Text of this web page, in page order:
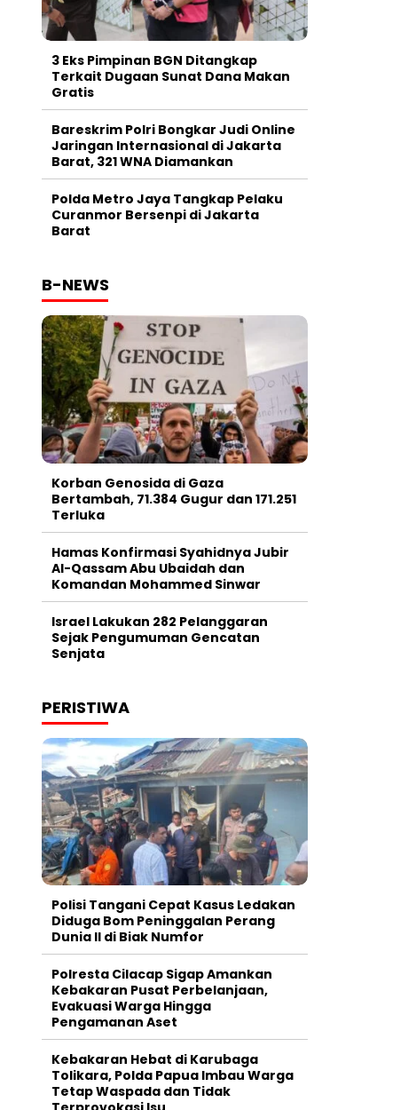
3 Eks Pimpinan BGN Ditangkap
Terkait Dugaan Sunat Dana Makan
Gratis
Bareskrim Polri Bongkar Judi Online
Jaringan Internasional di Jakarta
Barat, 321 WNA Diamankan
Polda Metro Jaya Tangkap Pelaku
Curanmor Bersenpi di Jakarta
Barat
B-NEWS
Korban Genosida di Gaza
Bertambah, 71.384 Gugur dan 171.251
Terluka
Hamas Konfirmasi Syahidnya Jubir
Al-Qassam Abu Ubaidah dan
Komandan Mohammed Sinwar
Israel Lakukan 282 Pelanggaran
Sejak Pengumuman Gencatan
Senjata
PERISTIWA
Polisi Tangani Cepat Kasus Ledakan
Diduga Bom Peninggalan Perang
Dunia II di Biak Numfor
Polresta Cilacap Sigap Amankan
Kebakaran Pusat Perbelanjaan,
Evakuasi Warga Hingga
Pengamanan Aset
Kebakaran Hebat di Karubaga
Tolikara, Polda Papua Imbau Warga
Tetap Waspada dan Tidak